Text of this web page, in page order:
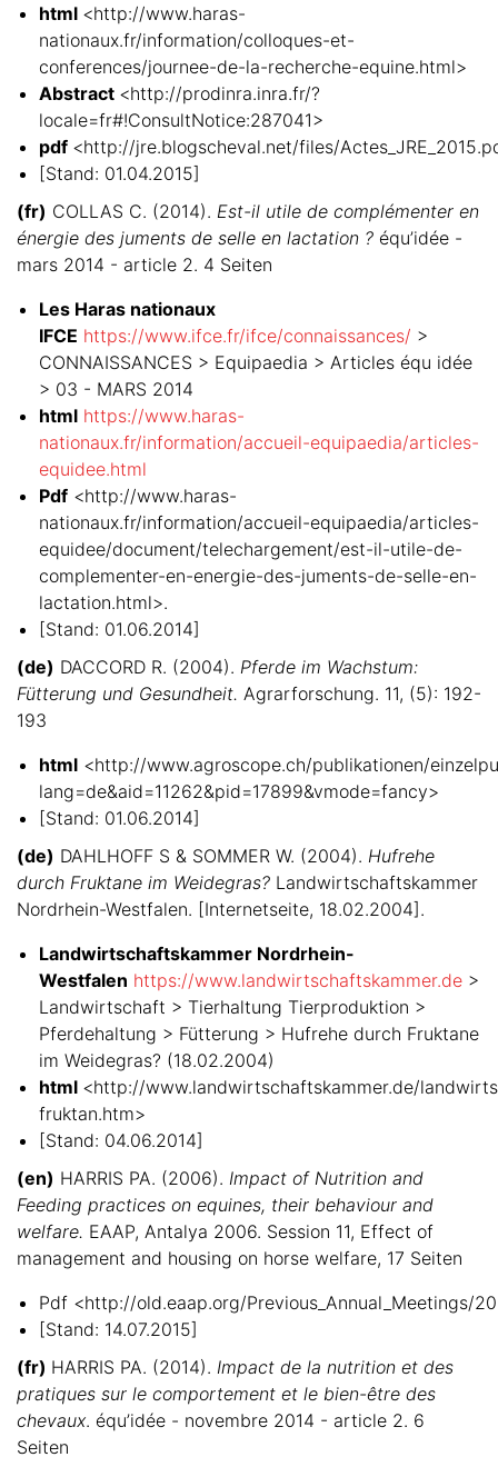
html <http://www.haras-
nationaux.fr/information/colloques-et-
conferences/journee-de-la-recherche-equine.html>
Abstract <http://prodinra.inra.fr/?
locale=fr#!ConsultNotice:287041>
pdf <http://jre.blogscheval.net/files/
[Stand: 01.04.2015]
(fr) COLLAS C. (2014). Est-il utile de complémenter en
énergie des juments de selle en lactation ? équ’idée -
mars 2014 - article 2. 4 Seiten
Les Haras nationaux
IFCE https://www.ifce.fr/ifce/connaissances/ >
CONNAISSANCES > Equipaedia > Articles équ idée
> 03 - MARS 2014
html https://www.haras-
nationaux.fr/information/accueil-equipaedia/articles-
equidee.html
Pdf <http://www.haras-
nationaux.fr/information/accueil-equipaedia/articles-
equidee/document/telechargement/est-il-utile-de-
complementer-en-energie-des-juments-de-selle-en-
lactation.html>.
[Stand: 01.06.2014]
(de) DACCORD R. (2004). Pferde im Wachstum:
Fütterung und Gesundheit. Agrarforschung. 11, (5): 192-
193
html <http://www.agroscope.ch/publikationen/
lang=de&aid=11262&pid=17899&vmode=fancy>
[Stand: 01.06.2014]
(de) DAHLHOFF S & SOMMER W. (2004). Hufrehe
durch Fruktane im Weidegras? Landwirtschaftskammer
Nordrhein-Westfalen. [Internetseite, 18.02.2004].
Landwirtschaftskammer Nordrhein-
Westfalen https://www.landwirtschaftskammer.de >
Landwirtschaft > Tierhaltung Tierproduktion >
Pferdehaltung > Fütterung > Hufrehe durch Fruktane
im Weidegras? (18.02.2004)
html <http://www.landwirtschaftskammer.de/
fruktan.htm>
[Stand: 04.06.2014]
(en) HARRIS PA. (2006). Impact of Nutrition and
Feeding practices on equines, their behaviour and
welfare. EAAP, Antalya 2006. Session 11, Effect of
management and housing on horse welfare, 17 Seiten
Pdf <http://old.eaap.org/Previous_Annual_Meetings/
[Stand: 14.07.2015]
(fr) HARRIS PA. (2014). Impact de la nutrition et des
pratiques sur le comportement et le bien-être des
chevaux. équ’idée - novembre 2014 - article 2. 6
Seiten